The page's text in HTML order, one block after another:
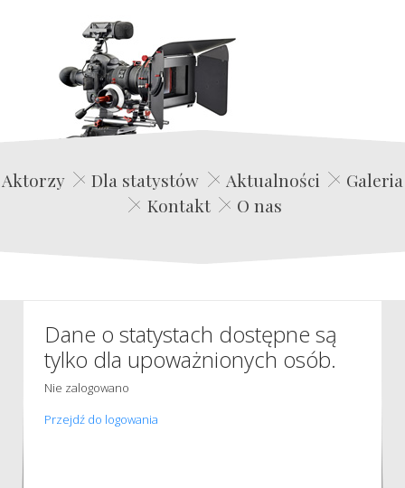
Edwin Film Agencja Aktorska
Aktorzy Dla statystów Aktualności
Galeria
Kontakt
O nas
Dane o statystach dostępne są
tylko dla upoważnionych osób.
Nie zalogowano
Przejdź do logowania